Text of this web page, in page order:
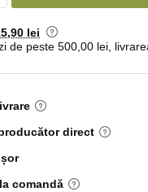
,90 lei
de peste 500,00 lei,
direct
comandă